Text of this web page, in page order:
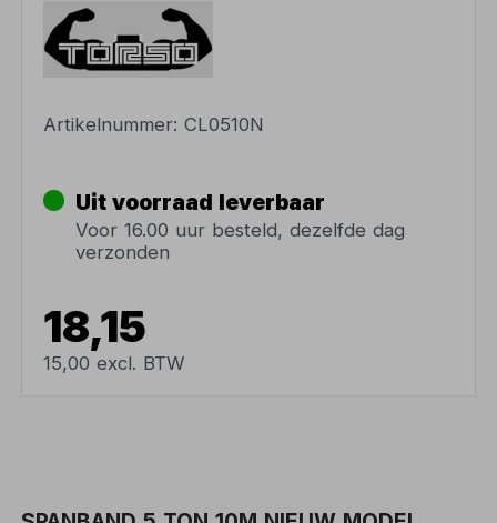
Artikelnummer:CL0510N
Uit voorraad leverbaar
Voor 16.00 uur besteld, dezelfde dag
verzonden
18,15
15,00 excl. BTW